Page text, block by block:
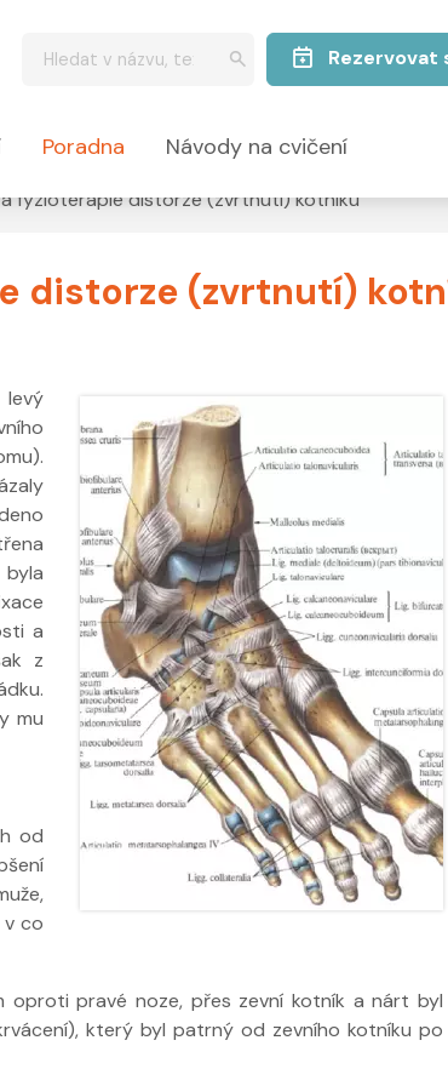
Rezervovat
Poradna Návody na cvičení
fyzioterapie distorze (zvrtnutí) kotníku
distorze (zvrtnutí)
levý
a
z
mu
od
v co
pravé noze, přes zevní kotník a nárt byl
který byl patrný od zevního kotníku po
Nabídka léčby ve
FYZIOklinice
Nabídka
FYZIOklinice
Nabídka